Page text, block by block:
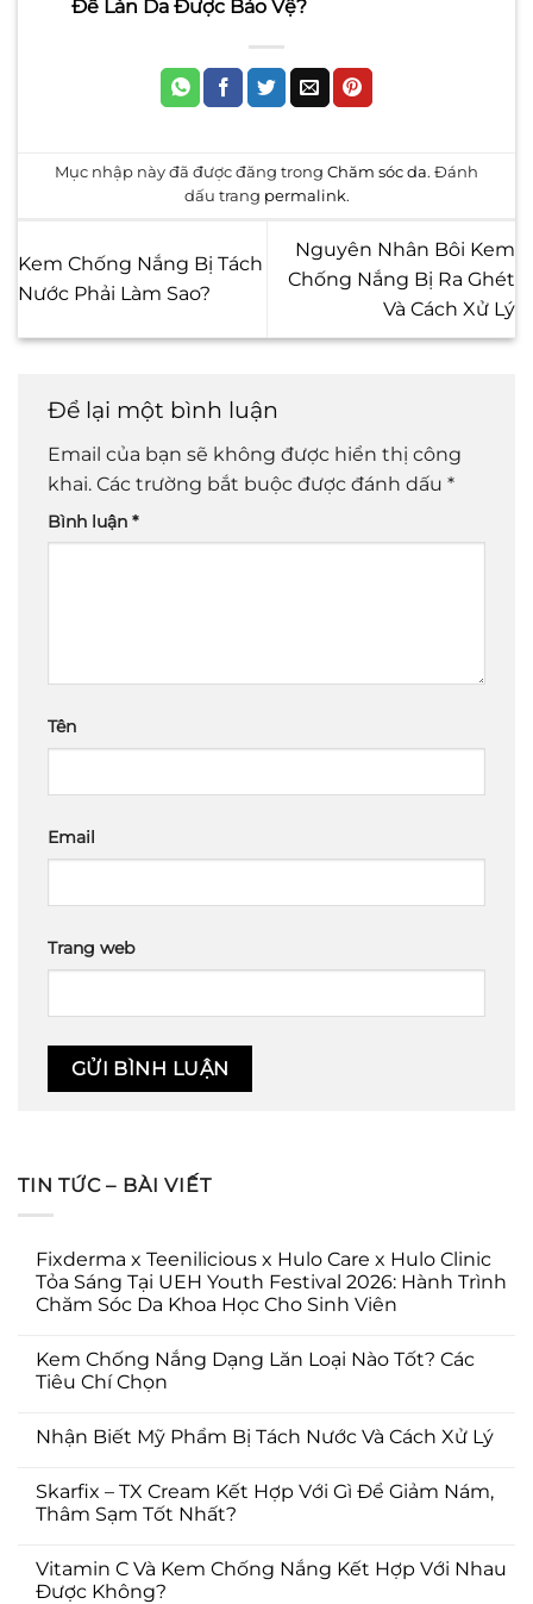
Để Làn Da Được Bảo Vệ?
Mục nhập này đã được đăng trong Chăm sóc da. Đánh
dấu trang permalink.
Kem Chống Nắng Bị Tách
Nước Phải Làm Sao?
Nguyên Nhân Bôi Kem
Chống Nắng Bị Ra Ghét
Và Cách Xử Lý
Để lại một bình luận
Email của bạn sẽ không được hiển thị công
khai. Các trường bắt buộc được đánh dấu *
Bình luận *
Tên
Email
Trang web
TIN TỨC – BÀI VIẾT
Fixderma x Teenilicious x Hulo Care x Hulo Clinic
Tỏa Sáng Tại UEH Youth Festival 2026: Hành Trình
Chăm Sóc Da Khoa Học Cho Sinh Viên
Kem Chống Nắng Dạng Lăn Loại Nào Tốt? Các
Tiêu Chí Chọn
Nhận Biết Mỹ Phẩm Bị Tách Nước Và Cách Xử Lý
Skarfix – TX Cream Kết Hợp Với Gì Để Giảm Nám,
Thâm Sạm Tốt Nhất?
Vitamin C Và Kem Chống Nắng Kết Hợp Với Nhau
Được Không?